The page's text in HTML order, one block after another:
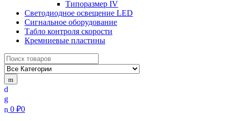
Типоразмер IV
Светодиодное освещение LED
Сигнальное оборудование
Табло контроля скорости
Кремниевые пластины
Найти:
0 ₽0